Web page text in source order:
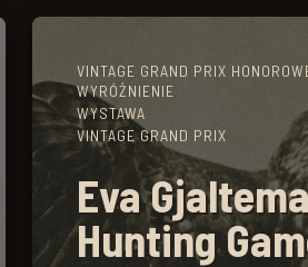
VINTAGE GRAND PRIX
WYRÓŻNIENIE
WYSTAWA
VINTAGE GRAND PRIX
Eva
Hunting